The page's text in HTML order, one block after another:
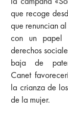
que recoge
que renuncian
con un papel
derechos
baja de
Canet
la crianza de
de la mujer.